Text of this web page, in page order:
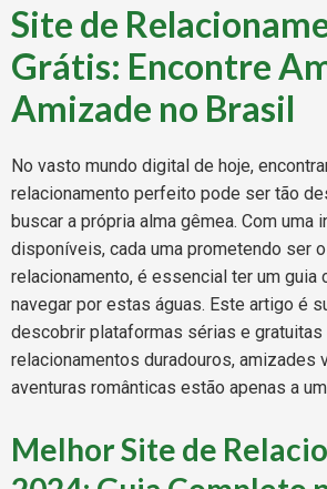
Site de
Grátis: Encontre
Amizade no Brasil
No vasto mundo digital de hoje,
relacionamento perfeito pode ser tão
buscar a própria alma gêmea. Com uma
disponíveis, cada uma prometendo ser
relacionamento, é essencial ter um guia
navegar por estas águas. Este artigo é
descobrir plataformas sérias e gratuitas
relacionamentos duradouros, amizades
aventuras românticas estão apenas a
Melhor Site de